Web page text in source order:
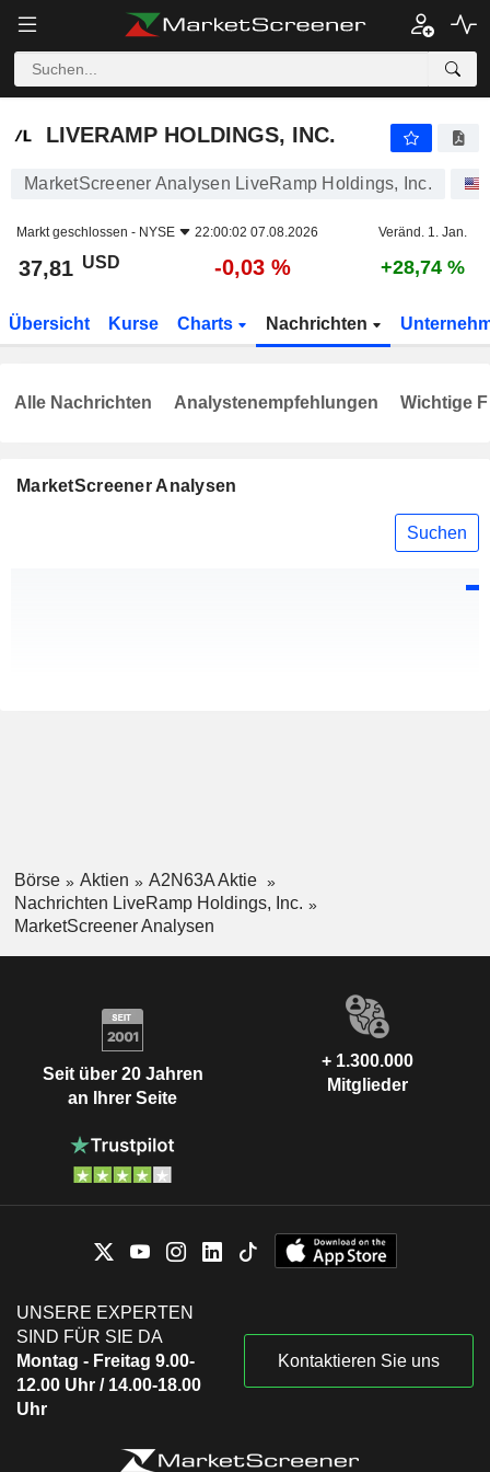
LIVERAMP HOLDINGS, INC.
LIVERAMP HOLDINGS, INC.
MarketScreener Analysen LiveRamp Holdings, Inc.
Markt geschlossen - NYSE 22:00:02 07.08.2026 Veränd. 1. Jan.
37,81 USD -0,03 % +28,74 %
Übersicht Kurse Charts Nachrichten
MarketScreener Analysen
Suchen
Alle Nachrichten Analystenempfehlungen Wichtige
Börse Aktien
A2N63A Aktie
Nachrichten LiveRamp Holdings, Inc.
MarketScreener Analysen
Seit über 20 Jahren
an Ihrer Seite
+ 1.300.000
Mitglieder
UNSERE EXPERTEN
SIND FÜR SIE DA
Montag - Freitag 9.00-
12.00 Uhr / 14.00-18.00
Uhr
Kontaktieren Sie uns